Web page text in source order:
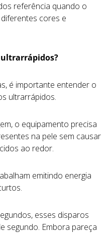
referência quando o
cores e
ultrarrápidos?
é importante entender o
ultrarrápidos.
o equipamento precisa
na pele sem causar
ao redor.
emitindo energia
esses disparos
segundo. Embora pareça